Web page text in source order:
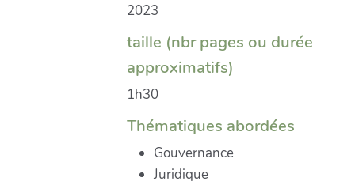
2023
taille (nbr pages ou durée
approximatifs)
1h30
Thématiques abordées
Gouvernance
Juridique